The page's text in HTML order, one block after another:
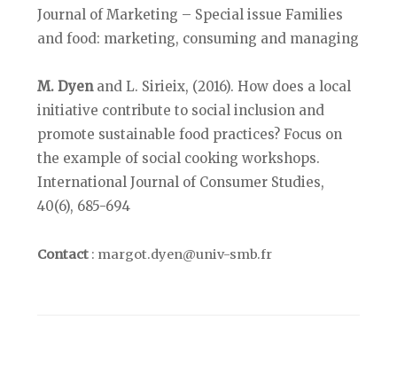
Journal of Marketing – Special issue Families
and food: marketing, consuming and managing
M. Dyenand L. Sirieix, (2016). How does a local
initiative contribute to social inclusion and
promote sustainable food practices? Focus on
the example of social cooking workshops.
International Journal of Consumer Studies,
40(6), 685-694
Contact : margot.dyen@univ-smb.fr